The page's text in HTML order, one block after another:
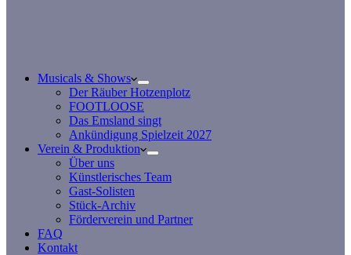
Musicals & Shows
Der Räuber Hotzenplotz
FOOTLOOSE
Das Emsland singt
Ankündigung Spielzeit 2027
Verein & Produktion
Über uns
Künstlerisches Team
Gast-Solisten
Stück-Archiv
Förderverein und Partner
FAQ
Kontakt